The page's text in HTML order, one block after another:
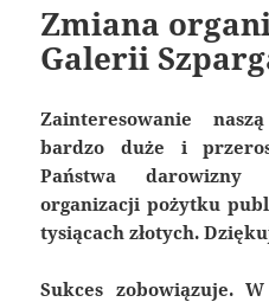
Zmiana
Galerii
Zainteresowanie
bardzo duże i
Państwa
organizacji pożytku
tysiącach złotych.
Sukces zobowiązuje.